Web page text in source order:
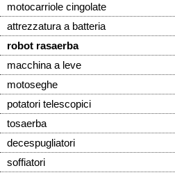
motocarriole cingolate
attrezzatura a batteria
robot rasaerba
macchina a leve
motoseghe
potatori telescopici
tosaerba
decespugliatori
soffiatori